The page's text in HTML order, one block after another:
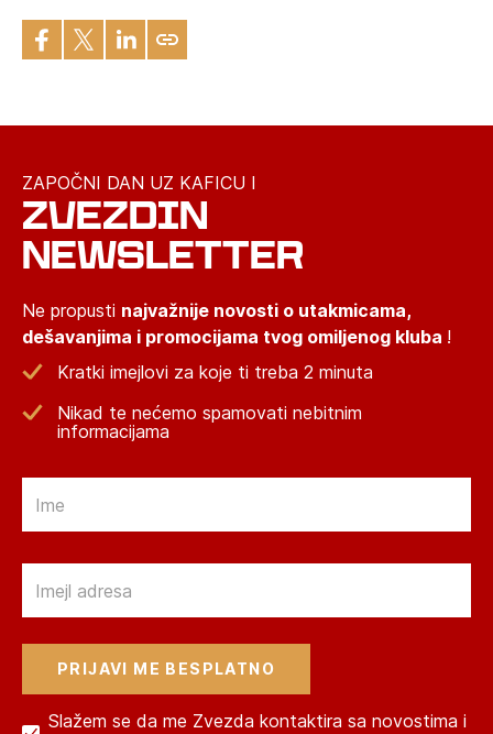
ZAPOČNI DAN UZ KAFICU I
ZVEZDIN
NEWSLETTER
Ne propusti najvažnije novosti o utakmicama,
dešavanjima i promocijama tvog omiljenog kluba !
Kratki imejlovi za koje ti treba 2 minuta
Nikad te nećemo spamovati nebitnim
informacijama
Slažem se da me Zvezda kontaktira sa novostima i